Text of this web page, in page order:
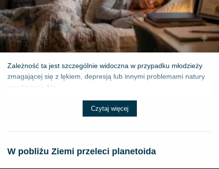
Zależność ta jest szczególnie widoczna w przypadku młodzieży
zmagającej się z lękiem, depresją lub innymi problemami natury
psychicznej. Na...
Czytaj więcej
W pobliżu Ziemi przeleci planetoida